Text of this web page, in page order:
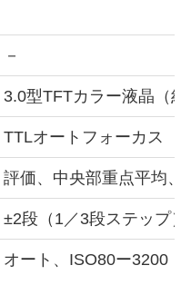
－
3.0型TFTカラー液晶（
TTLオートフォーカス
評価、中央部重点平均、
±2段（1／3段ステップ）
オート、ISO80ー3200